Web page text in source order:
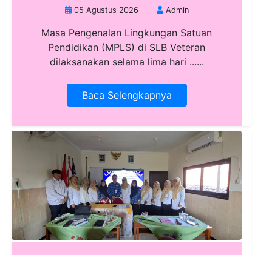
05 Agustus 2026 Admin
Masa Pengenalan Lingkungan Satuan
Pendidikan (MPLS) di SLB Veteran
dilaksanakan selama lima hari ......
Baca Selengkapnya